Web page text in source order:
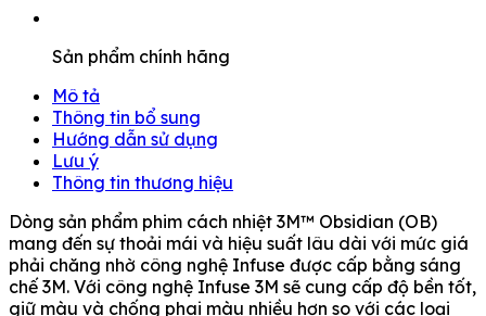
Sản phẩm chính hãng
Mô tả
Thông tin bổ sung
Hướng dẫn sử dụng
Lưu ý
Thông tin thương hiệu
Dòng sản phẩm phim cách nhiệt 3M™ Obsidian (OB)
mang đến sự thoải mái và hiệu suất lâu dài với mức giá
phải chăng nhờ công nghệ Infuse được cấp bằng sáng
chế 3M. Với công nghệ Infuse 3M sẽ cung cấp độ bền tốt,
giữ màu và chống phai màu nhiều hơn so với các loại